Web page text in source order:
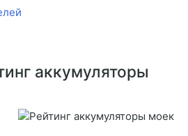
аккумуляторы